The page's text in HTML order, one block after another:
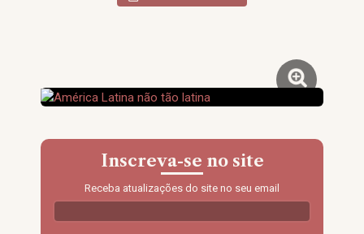
Inscreva-se no site
Receba atualizações do site no seu email